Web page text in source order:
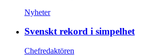
Nyheter
Svenskt rekord i simpelhet
Chefredaktören